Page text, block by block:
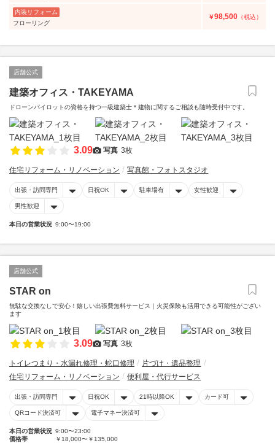
内装リフォーム
フローリング
￥98,500 （税込）
店舗公式
建築オフィス・TAKEYAMA
ドローンパイロットの資格を持つ一級建築士＊建物に関するご相談も随時受付中です。
3.09 写真 3枚
住宅リフォーム・リノベーション 写真館・フォトスタジオ
出張・訪問専門 日祝OK 駐車場有 女性歓迎
男性歓迎
本日の営業状況 9:00〜19:00
店舗公式
STAR on
無駄な交換なしで安心！嬉しい出張費無料サービス｜火災保険も活用できる可能性がござい
ます
3.09 写真 3枚
トイレつまり・水漏れ修理・蛇口修理
片づけ・遺品整理
住宅リフォーム・リノベーション
便利屋・代行サービス
出張・訪問専門 日祝OK 21時以降OK カード可
QRコード決済可 電子マネー決済可
本日の営業状況 9:00〜23:00
価格帯
￥18,000〜￥135,000